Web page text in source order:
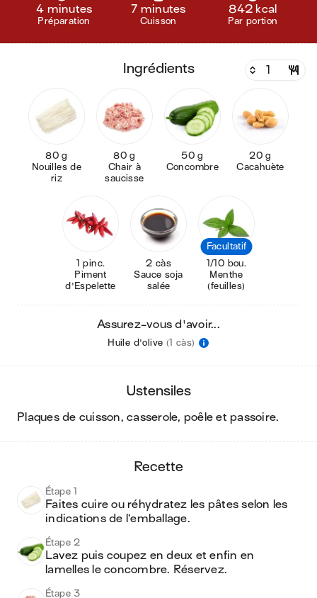
4 minutes
Préparation
7 minutes
Cuisson
842 kcal
Par portion
ingrédients
80 g
Nouilles de
riz
80 g
Chair à
saucisse
50 g
Concombre
20 g
Cacahuète
1 pinc.
Piment
d'Espelette
2 càs
Sauce soja
salée
Facultatif
1/10 bou.
Menthe
(feuilles)
Assurez-vous d'avoir...
Huile d'olive (1 càs)
ustensiles
plaques de cuisson, casserole, poêle et passoire.
recette
Étape 1
Faites cuire ou réhydratez les pâtes selon les
indications de l’emballage.
Étape 2
Lavez puis coupez en deux et enfin en
lamelles le concombre. Réservez.
Étape 3